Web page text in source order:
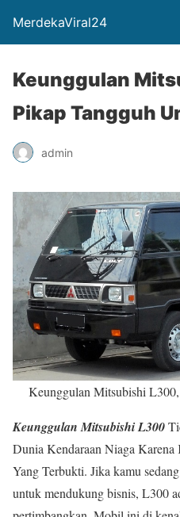
MerdekaViral24
Keunggulan
Pikap Tangguh
admin
Keunggulan Mitsubishi
Keunggulan Mitsubishi L300
Dunia Kendaraan Niaga
Yang Terbukti. Jika kamu
untuk mendukung bisnis, L300